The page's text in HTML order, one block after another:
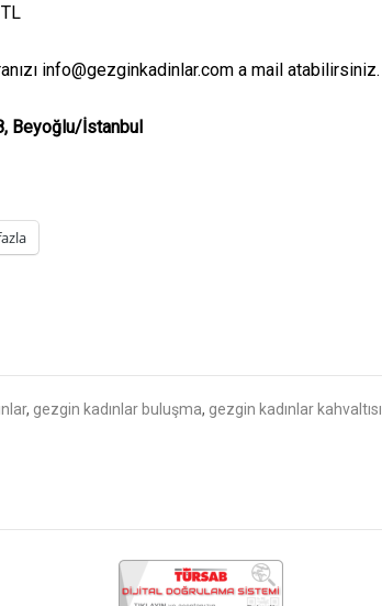
info@gezginkadinlar.com a mail atabilirsiniz.
Beyoğlu/İstanbul
, gezgin kadınlar buluşma, gezgin kadınlar kahvaltısı